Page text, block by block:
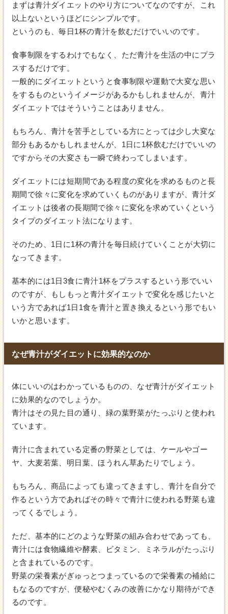
まずは青汁ダイエットのやり方についてなのですが、これ
以上ないというほどにシンプルです。
というのも、毎日1杯の青汁を飲むだけでいいのです。
食事制限をするわけでもなく、ただ青汁を生活の中にプラ
スするだけです。
一般的にダイエットというと食事制限や運動で大変な思い
をするものというイメージがあるかもしれませんが、青汁
ダイエットではそういうことはありません。
もちろん、青汁を苦手としている方にとっては少し大変な
部分もあるかもしれませんが、1日に1杯飲むだけでいいの
ですからその大変さも一瞬で終わってしまいます。
ダイエットには短期間である程度の変化を求めるものと長
期間で徐々に変化を求めていくものがありますが、青汁ダ
イエットは後者の長期間で徐々に変化を求めていくという
タイプのダイエット法になります。
そのため、1日に1杯の青汁を毎日続けていくことが大切に
なってきます。
基本的には1日3食に青汁1杯をプラスするという形でいい
のですが、もしもっと青汁ダイエットで変化を感じたいと
いう方であれば1日1食を青汁と置き換えるという形でもい
いかと思います。
なぜ青汁がダイエットに効果的なのか
体にいいのはわかっているものの、なぜ青汁がダイエット
に効果的なのでしょうか。
青汁はその見た目の通り、緑の葉野菜がたっぷりと使われ
ています。
青汁に含まれている定番の野菜としては、ケールやゴー
ヤ、大麦若葉、明日葉、ほうれん草あたりでしょう。
もちろん、商品によっても違ってきますし、青汁を自分で
作るという方であればその時々で青汁に使われる野菜も違
ってくるでしょう。
ただ、基本的にどのような野菜の組み合わせであっても、
青汁には食物繊維や酵素、ビタミン、ミネラルがたっぷり
と含まれているのです。
野菜の栄養素がぎゅっとつまっているので栄養素の補給に
もなるのですが、便秘やむくみの改善にかなり期待ができ
るのです。